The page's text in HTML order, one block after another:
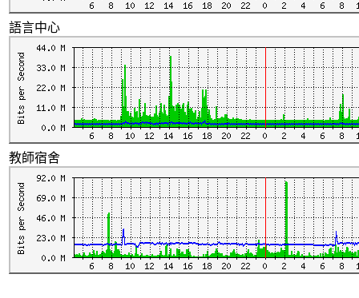
語言中心
教師宿舍